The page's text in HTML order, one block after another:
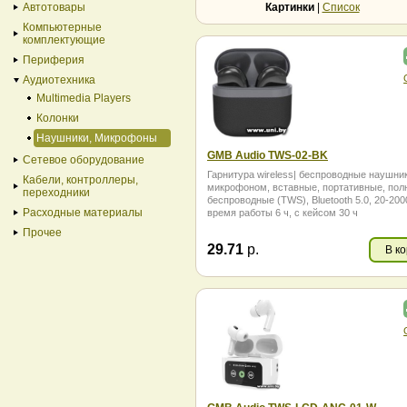
Картинки| Список
GMB Audio TWS-02-BK
Гарнитура wireless| беспроводные
микрофоном, вставные, портативные,
беспроводные (TWS), Bluetooth 5.0, 20-
время работы 6 ч, с кейсом 30 ч
29.71 р. В
Автотовары
Компьютерные
комплектующие
Периферия
Аудиотехника
Multimedia Players
Колонки
Наушники, Микрофоны
Сетевое оборудование
Кабели, контроллеры,
переходники
Расходные материалы
Прочее